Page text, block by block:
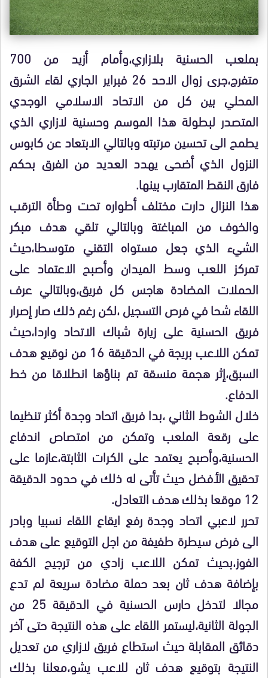
بملعب الحسنية بلازاري،وأمام أزيد من 700
متفرج،جرى زوال الاحد 26 فبراير الجاري لقاء الشرق
المحلي بين كل من الاتحاد الاسلامي الوجدي
المتصدر لبطولة هذا الموسم وحسنية لازاري الذي
يطمح الى تحسين مرتبته وبالتالي الابتعاد عن كابوس
النزول الذي أضحى يهدد العديد من الفرق بحكم
فارق النقط المتقارب بينها.
هذا النزال دارت مختلف أطواره تحت وطأة الترقب
والخوف من المباغتة وبالتالي تلقي هدف مبكر
الشيء الذي جعل مستواه التقني متوسطا،حيث
تمركز اللعب وسط الميدان وأصبح الاعتماد على
الحملات المضادة هاجس كل فريق،وبالتالي عرف
اللقاء شحا في فرص التسجيل ،لكن رغم ذلك صار إصرار
فريق الحسنية على زيارة شباك الاتحاد واردا،حيث
تمكن اللاعب بريجة في الدقيقة 16 من نوقيع هدف
السبق،إثر هجمة منسقة تم بناؤها انطلاقا من خط
الدفاع.
خلال الشوط الثاني ،بدا فريق اتحاد وجدة أكثر تنظيما
على رقعة الملعب وتمكن من امتصاص اندفاع
الحسنية،وأصبح يعتمد على الكرات الثابتة،عازما على
تحقيق الأفضل حيث تأتى له ذلك في حدود الدقيقة
12 موقعا بذلك هدف التعادل.
تحرر لاعبي اتحاد وجدة رفع ايقاع اللقاء نسبيا وبادر
الى فرض سيطرة طفيفة من اجل التوقيع على هدف
الفوز،بحيث تمكن اللاعب زادي من ترجيح الكفة
بإضافة هدف ثان بعد حملة مضادة سريعة لم تدع
مجالا لتدخل حارس الحسنية في الدقيقة 25 من
الجولة الثانية،ليستمر اللقاء على هذه النتيجة حتى آخر
دقائق المقابلة حيث استطاع فريق لازاري من تعديل
النتيجة بتوقيع هدف ثان للاعب يشو،معلنا بذلك